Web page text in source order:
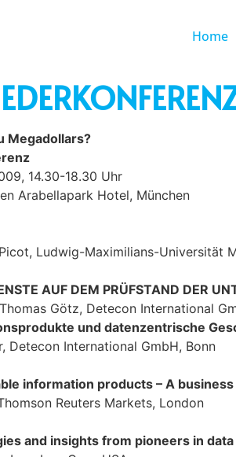
Home
Megadollars?
14.30-18.30 Uhr
Arabellapark Hotel, München
Ludwig-Maximilians-Universität
AUF DEM PRÜFSTAND DER
Götz, Detecon International
und datenzentrische
Detecon International GmbH, Bonn
information products – A
Reuters Markets, London
and insights from pioneers in